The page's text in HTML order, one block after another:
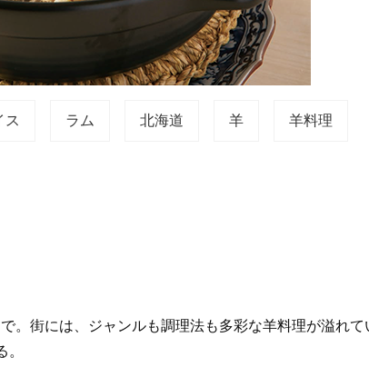
ス ラム 北海道 羊 羊料理
。街には、ジャンルも調理法も多彩な羊料理が溢れて